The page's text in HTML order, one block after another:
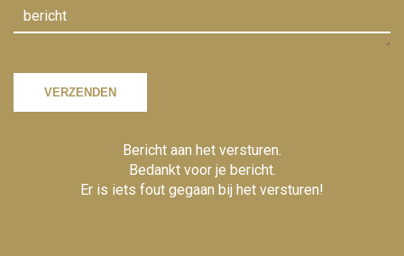
VERZENDEN
Bericht aan het versturen.
Bedankt voor je bericht.
Er is iets fout gegaan bij het versturen!